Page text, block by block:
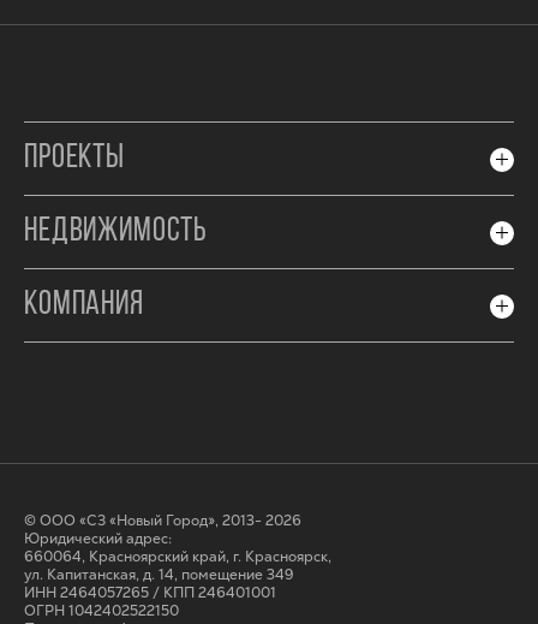
ПРОЕКТЫ
НЕДВИЖИМОСТЬ
КОМПАНИЯ
© ООО «СЗ «Новый Город», 2013- 2026
Юридический адрес:
660064, Красноярский край, г. Красноярск,
ул. Капитанская, д. 14, помещение 349
ИНН 2464057265 / КПП 246401001
ОГРН 1042402522150